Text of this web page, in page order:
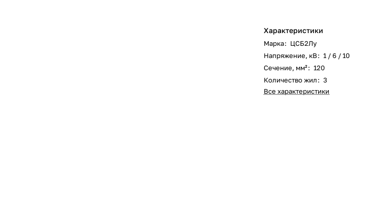
Характеристики
Марка: ЦСБ2Лу
Напряжение, кВ: 1 / 6 / 10
Сечение, мм²: 120
Количество жил: 3
Все характеристики